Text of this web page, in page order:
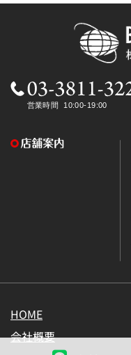
HOME
会社概要